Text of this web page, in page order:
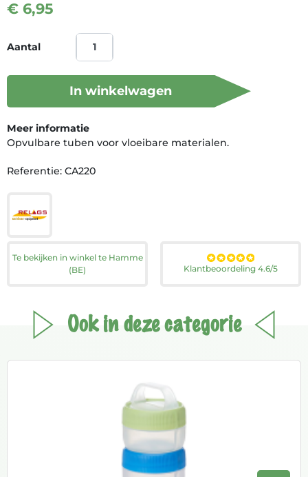
€ 6,95
Aantal
In winkelwagen
Meer informatie
Opvulbare tuben voor vloeibare materialen.
Referentie: CA220
Te bekijken in winkel te Hamme
(BE)
Klantbeoordeling 4.6/5
Ook in deze categorie